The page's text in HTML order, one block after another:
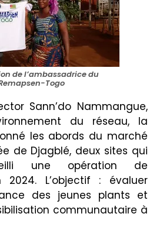
de l’ambassadrice du
Togo
Sann’do Nammangue,
du réseau, la
les abords du marché
de Djagblé, deux sites qui
une opération de
2024. L’objectif : évaluer
des jeunes plants et
communautaire à